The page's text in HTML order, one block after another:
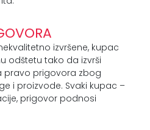
izvršene, kupac
odštetu tako da izvrši
pravo prigovora zbog
i proizvode. Svaki kupac –
prigovor podnosi